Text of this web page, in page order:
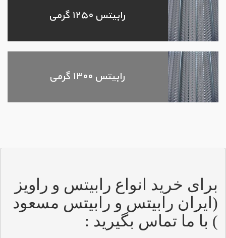
رابیتس ۱۲۵۰ گرمی
رابیتس ۱۳۰۰ گرمی
) با ما تماس بگیرید :